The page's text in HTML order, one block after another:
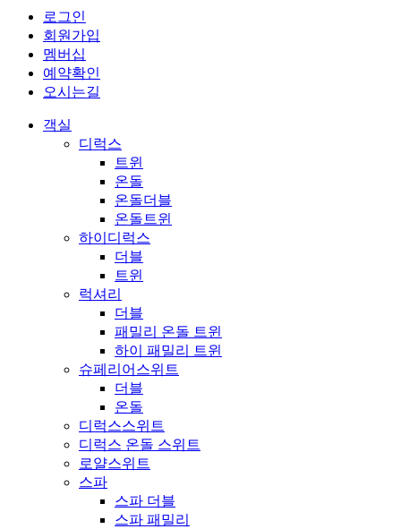
로그인
회원가입
멤버십
예약확인
오시는길
객실
디럭스
트윈
온돌
온돌더블
온돌트윈
하이디럭스
더블
트윈
럭셔리
더블
패밀리 온돌 트윈
하이 패밀리 트윈
슈페리어스위트
더블
온돌
디럭스스위트
디럭스 온돌 스위트
로얄스위트
스파
스파 더블
스파 패밀리